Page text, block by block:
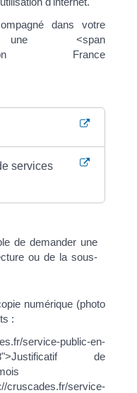
dans votre
<span
France
services
de demander une
ou de la sous-
numérique (photo
:
service-public-en-
de
service-